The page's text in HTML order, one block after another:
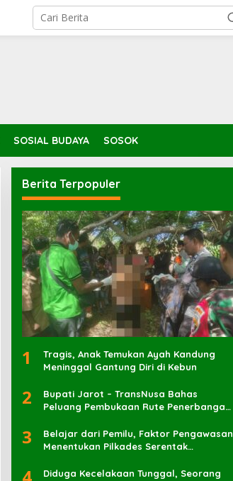
SOSIAL BUDAYA SOSOK
Berita Terpopuler
1
Tragis, Anak Temukan Ayah Kandung
Meninggal Gantung Diri di Kebun
2
Bupati Jarot – TransNusa Bahas
Peluang Pembukaan Rute Penerbangan
Kaharuddin
3
Belajar dari Pemilu, Faktor Pengawasan
Menentukan Pilkades Serentak
Diduga Kecelakaan Tunggal, Seorang